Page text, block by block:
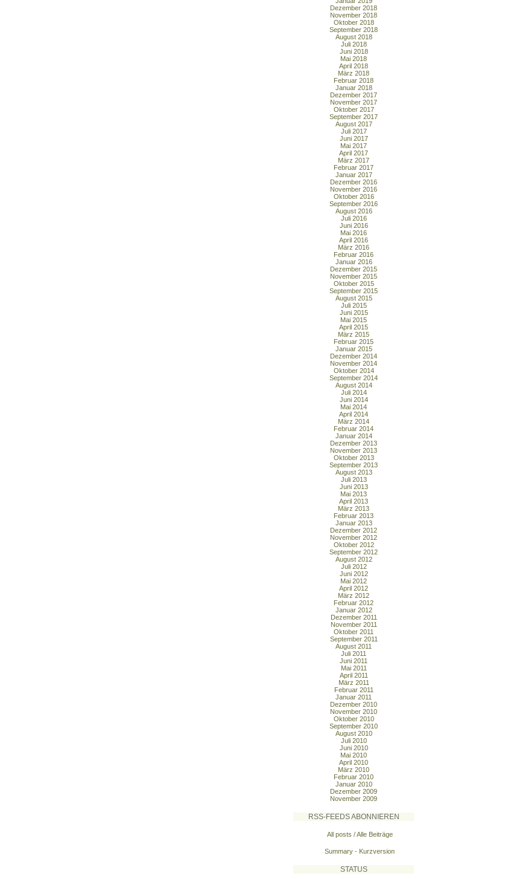
Dezember 2018
November 2018
Oktober 2018
September 2018
August 2018
Juli 2018
Juni 2018
Mai 2018
April 2018
März 2018
Februar 2018
Januar 2018
Dezember 2017
November 2017
Oktober 2017
September 2017
August 2017
Juli 2017
Juni 2017
Mai 2017
April 2017
März 2017
Februar 2017
Januar 2017
Dezember 2016
November 2016
Oktober 2016
September 2016
August 2016
Juli 2016
Juni 2016
Mai 2016
April 2016
März 2016
Februar 2016
Januar 2016
Dezember 2015
November 2015
Oktober 2015
September 2015
August 2015
Juli 2015
Juni 2015
Mai 2015
April 2015
März 2015
Februar 2015
Januar 2015
Dezember 2014
November 2014
Oktober 2014
September 2014
August 2014
Juli 2014
Juni 2014
Mai 2014
April 2014
März 2014
Februar 2014
Januar 2014
Dezember 2013
November 2013
Oktober 2013
September 2013
August 2013
Juli 2013
Juni 2013
Mai 2013
April 2013
März 2013
Februar 2013
Januar 2013
Dezember 2012
November 2012
Oktober 2012
September 2012
August 2012
Juli 2012
Juni 2012
Mai 2012
April 2012
März 2012
Februar 2012
Januar 2012
Dezember 2011
November 2011
Oktober 2011
September 2011
August 2011
Juli 2011
Juni 2011
Mai 2011
April 2011
März 2011
Februar 2011
Januar 2011
Dezember 2010
November 2010
Oktober 2010
September 2010
August 2010
Juli 2010
Juni 2010
Mai 2010
April 2010
März 2010
Februar 2010
Januar 2010
Dezember 2009
November 2009
RSS-FEEDS ABONNIEREN
All posts / Alle Beiträge
Summary - Kurzversion
STATUS